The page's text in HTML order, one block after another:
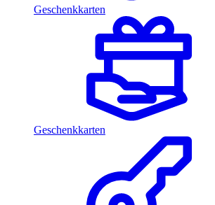
Geschenkkarten
Geschenkkarten